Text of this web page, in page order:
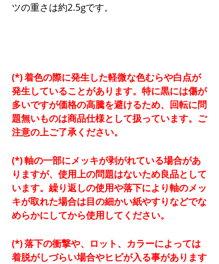
ツの重さは約2.5gです。
着色の際に発生した軽微な色むらや白点が
発生していることがあります。特に黒には傷が
多いですが価格の高騰を避けるため、回転に問
題無いものは商品仕様として扱っています。ご
注意の上ご了承ください。
軸の一部にメッキが剥がれている場合があ
りますが、使用上の問題はないため良品として
います。繰り返しの使用や落下により軸のメッ
キが取れた場合は目の細かい紙やすりなどでな
めらかにしてから使用してください。
落下の衝撃や、ロット、カラーによっては
着脱がしづらい場合やヒビが入る事があります